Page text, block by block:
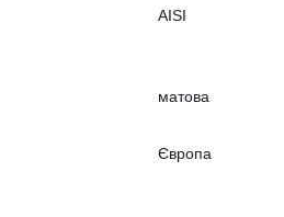
AISI
матова
Європа